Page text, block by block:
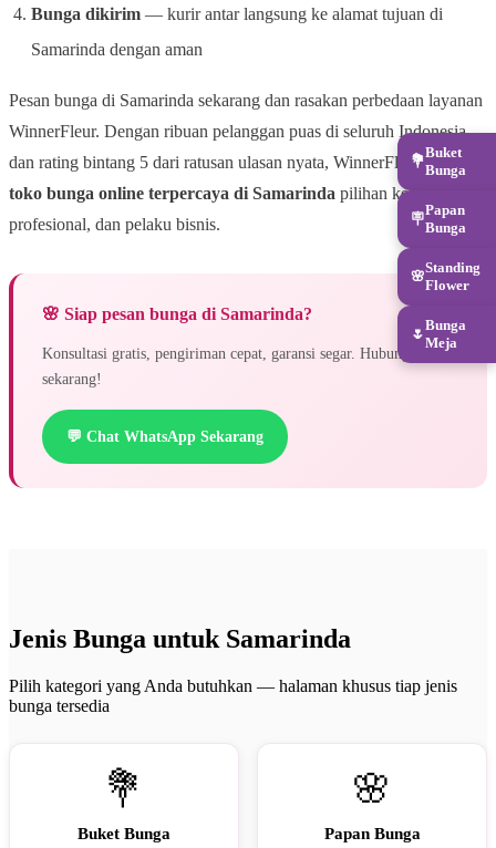
Bunga dikirim — kurir antar langsung ke alamat tujuan di
Samarinda dengan aman
Pesan bunga di Samarinda sekarang dan rasakan perbedaan layanan
WinnerFleur. Dengan ribuan pelanggan puas di seluruh Indonesia
dan rating bintang 5 dari ratusan ulasan nyata, WinnerFleur adalah
toko bunga online terpercaya di Samarinda pilihan keluarga,
profesional, dan pelaku bisnis.
🌸 Siap pesan bunga di Samarinda?
Konsultasi gratis, pengiriman cepat, garansi segar. Hubungi kami
sekarang!
💬 Chat WhatsApp Sekarang
Jenis Bunga untuk Samarinda
Pilih kategori yang Anda butuhkan — halaman khusus tiap jenis
bunga tersedia
💐
Buket Bunga
🌸
Papan Bunga
💐
Buket
Bunga
🪧
Papan
Bunga
🌸
Standing
Flower
🌷
Bunga
Meja